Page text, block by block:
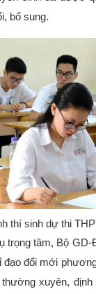
bổ sung.
thí sinh dự thi
trọng tâm, Bộ
đổi mới
thường xuyên,